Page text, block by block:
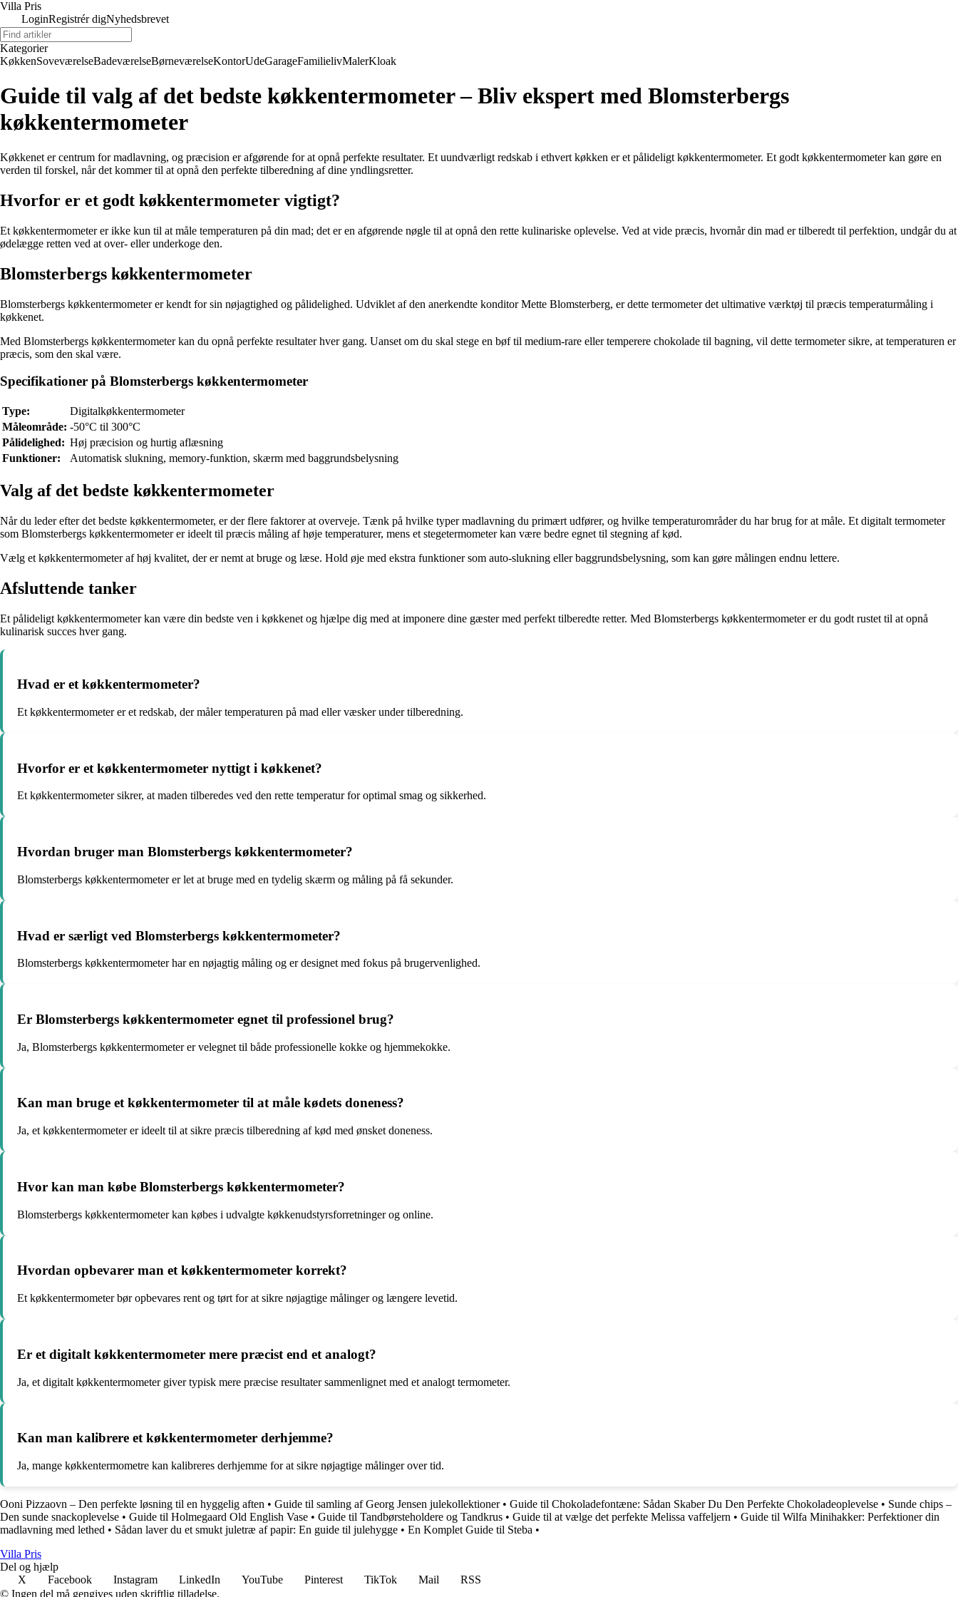
Villa Pris
LoginRegistrér digNyhedsbrevet
Kategorier
KøkkenSoveværelseBadeværelseBørneværelseKontorUdeGarageFamilielivMalerKloak
Guide til valg af det bedste køkkentermometer – Bliv ekspert med Blomsterbergs
køkkentermometer
Køkkenet er centrum for madlavning, og præcision er afgørende for at opnå perfekte resultater. Et uundværligt redskab i ethvert køkken er et pålideligt køkkentermometer. Et godt køkkentermometer kan gøre en
verden til forskel, når det kommer til at opnå den perfekte tilberedning af dine yndlingsretter.
Hvorfor er et godt køkkentermometer vigtigt?
Et køkkentermometer er ikke kun til at måle temperaturen på din mad; det er en afgørende nøgle til at opnå den rette kulinariske oplevelse. Ved at vide præcis, hvornår din mad er tilberedt til perfektion, undgår du at
ødelægge retten ved at over- eller underkoge den.
Blomsterbergs køkkentermometer
Blomsterbergs køkkentermometer er kendt for sin nøjagtighed og pålidelighed. Udviklet af den anerkendte konditor Mette Blomsterberg, er dette termometer det ultimative værktøj til præcis temperaturmåling i
køkkenet.
Med Blomsterbergs køkkentermometer kan du opnå perfekte resultater hver gang. Uanset om du skal stege en bøf til medium-rare eller temperere chokolade til bagning, vil dette termometer sikre, at temperaturen er
præcis, som den skal være.
Specifikationer på Blomsterbergs køkkentermometer
Type:
Digitalkøkkentermometer
Måleområde: -50°C til 300°C
Pålidelighed: Høj præcision og hurtig aflæsning
Funktioner:
Automatisk slukning, memory-funktion, skærm med baggrundsbelysning
Valg af det bedste køkkentermometer
Når du leder efter det bedste køkkentermometer, er der flere faktorer at overveje. Tænk på hvilke typer madlavning du primært udfører, og hvilke temperaturområder du har brug for at måle. Et digitalt termometer
som Blomsterbergs køkkentermometer er ideelt til præcis måling af høje temperaturer, mens et stegetermometer kan være bedre egnet til stegning af kød.
Vælg et køkkentermometer af høj kvalitet, der er nemt at bruge og læse. Hold øje med ekstra funktioner som auto-slukning eller baggrundsbelysning, som kan gøre målingen endnu lettere.
Afsluttende tanker
Et pålideligt køkkentermometer kan være din bedste ven i køkkenet og hjælpe dig med at imponere dine gæster med perfekt tilberedte retter. Med Blomsterbergs køkkentermometer er du godt rustet til at opnå
kulinarisk succes hver gang.
Hvad er et køkkentermometer?
Et køkkentermometer er et redskab, der måler temperaturen på mad eller væsker under tilberedning.
Hvorfor er et køkkentermometer nyttigt i køkkenet?
Et køkkentermometer sikrer, at maden tilberedes ved den rette temperatur for optimal smag og sikkerhed.
Hvordan bruger man Blomsterbergs køkkentermometer?
Blomsterbergs køkkentermometer er let at bruge med en tydelig skærm og måling på få sekunder.
Hvad er særligt ved Blomsterbergs køkkentermometer?
Blomsterbergs køkkentermometer har en nøjagtig måling og er designet med fokus på brugervenlighed.
Er Blomsterbergs køkkentermometer egnet til professionel brug?
Ja, Blomsterbergs køkkentermometer er velegnet til både professionelle kokke og hjemmekokke.
Kan man bruge et køkkentermometer til at måle kødets doneness?
Ja, et køkkentermometer er ideelt til at sikre præcis tilberedning af kød med ønsket doneness.
Hvor kan man købe Blomsterbergs køkkentermometer?
Blomsterbergs køkkentermometer kan købes i udvalgte køkkenudstyrsforretninger og online.
Hvordan opbevarer man et køkkentermometer korrekt?
Et køkkentermometer bør opbevares rent og tørt for at sikre nøjagtige målinger og længere levetid.
Er et digitalt køkkentermometer mere præcist end et analogt?
Ja, et digitalt køkkentermometer giver typisk mere præcise resultater sammenlignet med et analogt termometer.
Kan man kalibrere et køkkentermometer derhjemme?
Ja, mange køkkentermometre kan kalibreres derhjemme for at sikre nøjagtige målinger over tid.
Ooni Pizzaovn – Den perfekte løsning til en hyggelig aften • Guide til samling af Georg Jensen julekollektioner• Guide til Chokoladefontæne: Sådan Skaber Du Den Perfekte Chokoladeoplevelse • Sunde chips –
Den sunde snackoplevelse • Guide til Holmegaard Old English Vase • Guide til Tandbørsteholdere og Tandkrus • Guide til at vælge det perfekte Melissa vaffeljern • Guide til Wilfa Minihakker: Perfektioner din
madlavning med lethed • Sådan laver du et smukt juletræ af papir: En guide til julehygge • En Komplet Guide til Steba •
Villa Pris
Del og hjælp
X
Facebook Instagram LinkedIn YouTube Pinterest TikTok Mail
RSS
© Ingen del må gengives uden skriftlig tilladelse.